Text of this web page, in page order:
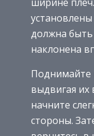
должна быть
наклонена
Поднимайте
выдвигая
начните
стороны.